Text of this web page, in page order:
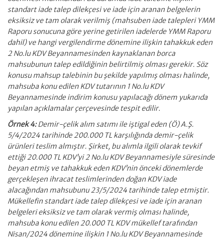
standart iade talep dilekçesi ve iade için aranan belgelerin
eksiksiz ve tam olarak verilmiş (mahsuben iade talepleri YMM
Raporu sonucuna göre yerine getirilen iadelerde YMM Raporu
dahil) ve hangi vergilendirme dönemine ilişkin tahakkuk eden
2 No.lu KDV Beyannamesinden kaynaklanan borca
mahsubunun talep edildiğinin belirtilmiş olması gerekir. Söz
konusu mahsup talebinin bu şekilde yapılmış olması halinde,
mahsuba konu edilen KDV tutarının 1 No.lu KDV
Beyannamesinde indirim konusu yapılacağı dönem yukarıda
yapılan açıklamalar çerçevesinde tespit edilir.
Örnek 4:Demir-çelik alım satımı ile iştigal eden (Ö) A.Ş.
5/4/2024 tarihinde 200.000 TL karşılığında demir-çelik
ürünleri teslim almıştır. Şirket, bu alımla ilgili olarak tevkif
ettiği 20.000 TL KDV’yi 2 No.lu KDV Beyannamesiyle süresinde
beyan etmiş ve tahakkuk eden KDV’nin önceki dönemlerde
gerçekleşen ihracat teslimlerinden doğan KDV iade
alacağından mahsubunu 23/5/2024 tarihinde talep etmiştir.
Mükellefin standart iade talep dilekçesi ve iade için aranan
belgeleri eksiksiz ve tam olarak vermiş olması halinde,
mahsuba konu edilen 20.000 TL KDV mükellef tarafından
Nisan/2024 dönemine ilişkin 1 No.lu KDV Beyannamesinde